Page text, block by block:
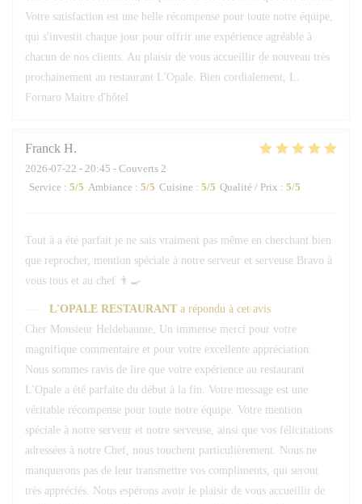
Votre satisfaction est une belle récompense pour toute notre équipe,
qui s'investit chaque jour pour offrir une expérience agréable à
chacun de nos clients. Au plaisir de vous accueillir de nouveau très
prochainement au restaurant L'Opale. Bien cordialement, L.
Fornaro Maitre d'hôtel
Franck H
2026-07-22 - 20:45 - Couverts 2
Service : 5/5 Ambiance : 5/5 Cuisine : 5/5 Qualité / Prix : 5/5
Tout à a été parfait je ne sais vraiment pas même en cherchant bien
que reprocher, mention spéciale à notre serveur et serveuse Bravo à
vous tous et au chef 👨‍🍳
L'OPALE RESTAURANT a répondu à cet avis
Cher Monsieur Heldebaume, Un immense merci pour votre
magnifique commentaire et pour votre excellente appréciation.
Nous sommes ravis de lire que votre expérience au restaurant
L'Opale a été parfaite du début à la fin. Votre message est une
véritable récompense pour toute notre équipe. Votre mention
spéciale à notre serveur et notre serveuse, ainsi que vos félicitations
adressées à notre Chef, nous touchent particulièrement. Nous ne
manquerons pas de leur transmettre vos compliments, qui seront
très appréciés. Nous espérons avoir le plaisir de vous accueillir de